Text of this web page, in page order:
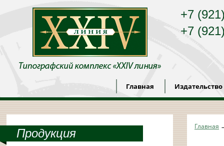
+7
+7
Главная Издательство
Продукция
Главная